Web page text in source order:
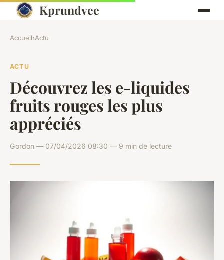
Kprundvee
Accueil›Actu
ACTU
Découvrez les e-liquides
fruits rouges les plus
appréciés
Gordon — 07/04/2026 08:30 — 9 min de lecture